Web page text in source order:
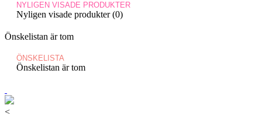
NYLIGEN VISADE PRODUKTER
Nyligen visade produkter (0)
Önskelistan är tom
ÖNSKELISTA
Önskelistan är tom
<